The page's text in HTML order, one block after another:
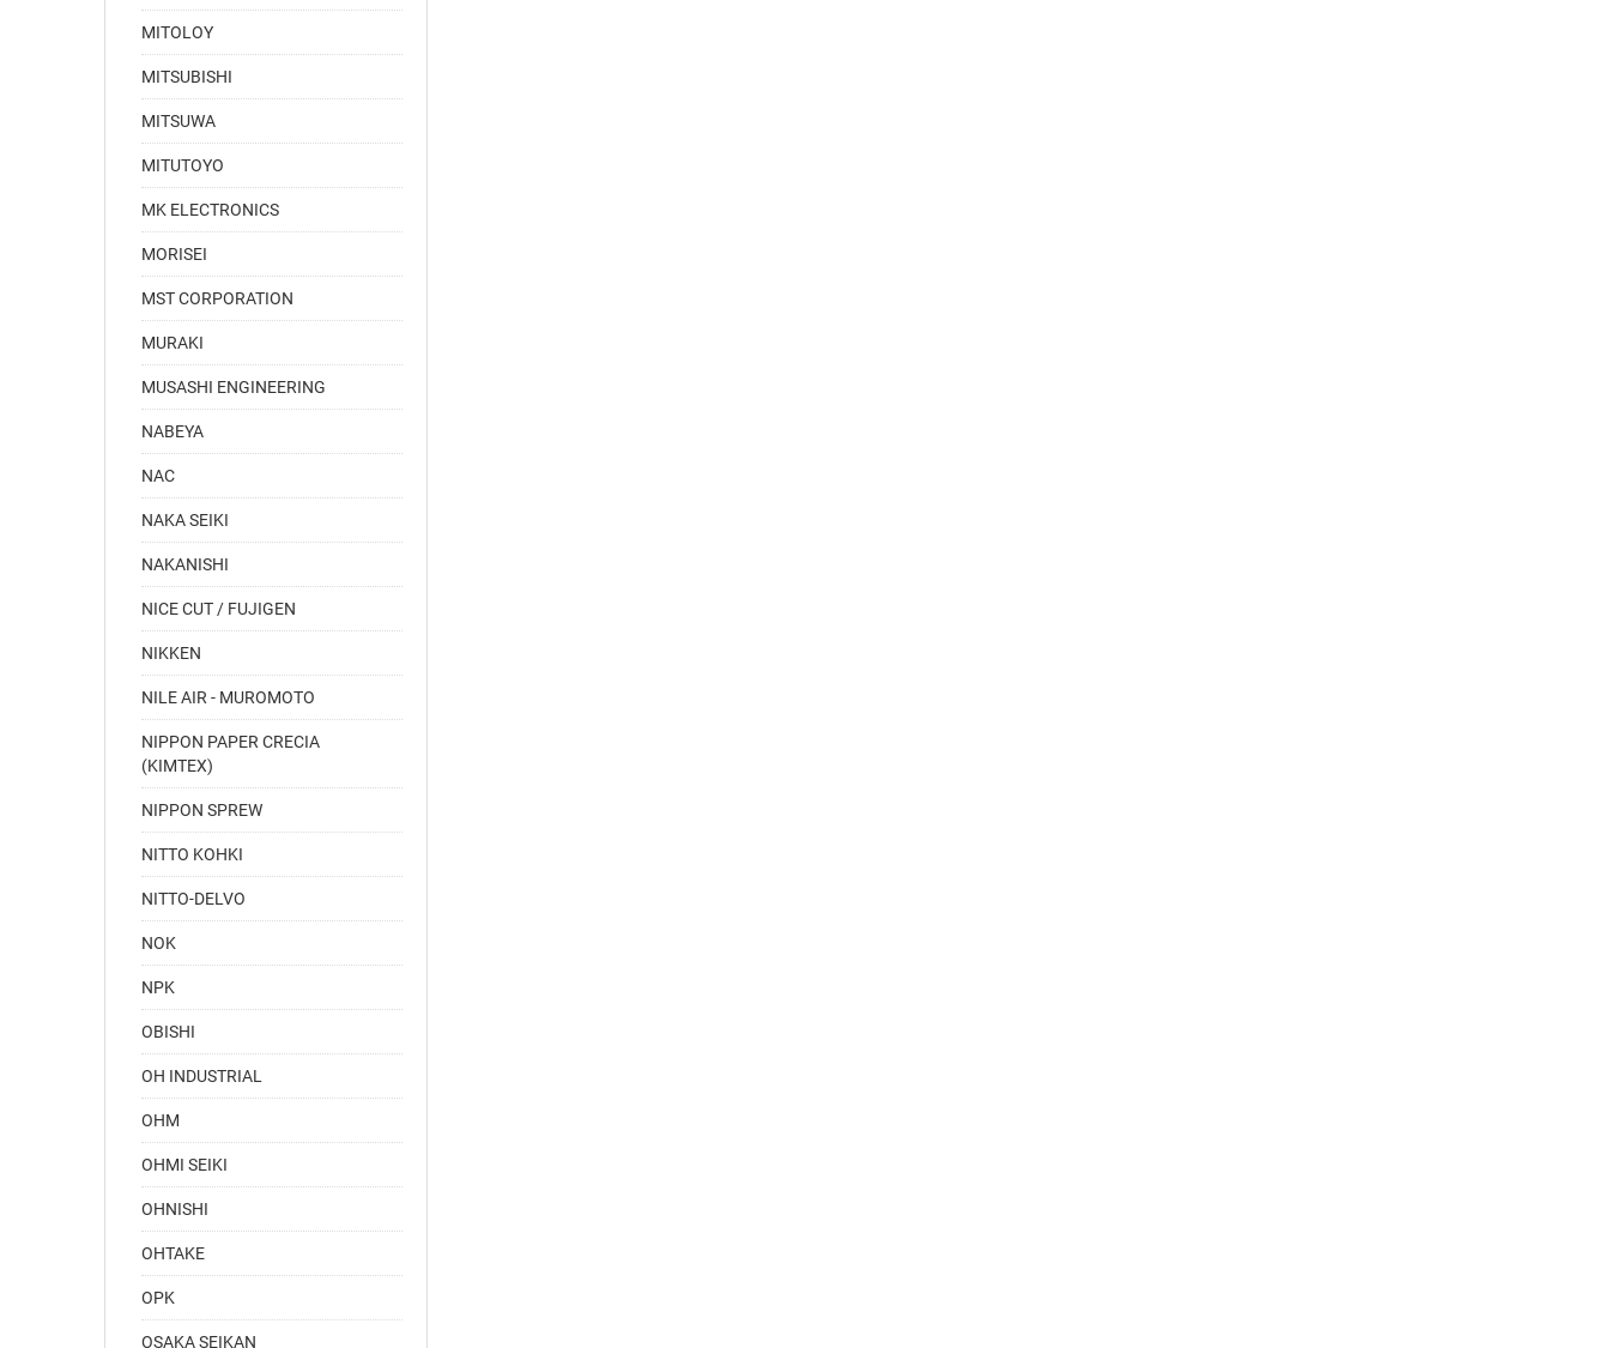
MITOLOY
MITSUBISHI
MITSUWA
MITUTOYO
MK ELECTRONICS
MORISEI
MST CORPORATION
MURAKI
MUSASHI ENGINEERING
NABEYA
NAC
NAKA SEIKI
NAKANISHI
NICE CUT / FUJIGEN
NIKKEN
NILE AIR - MUROMOTO
NIPPON PAPER CRECIA
(KIMTEX)
NIPPON SPREW
NITTO KOHKI
NITTO-DELVO
NOK
NPK
OBISHI
OH INDUSTRIAL
OHM
OHMI SEIKI
OHNISHI
OHTAKE
OPK
OSAKA SEIKAN